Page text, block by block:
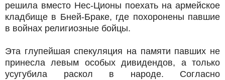
решила вместо Нес-Ционы поехать на армейское
кладбище в Бней-Браке, где похоронены павшие
в войнах религиозные бойцы.
Эта глупейшая спекуляция на памяти павших не
принесла левым особых дивидендов, а только
усугубила раскол в народе. Согласно